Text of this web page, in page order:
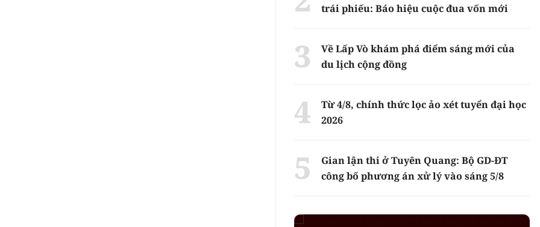
trái phiếu: Báo hiệu cuộc đua vốn mới
Về Lấp Vò khám phá điểm sáng mới của
du lịch cộng đồng
Từ 4/8, chính thức lọc ảo xét tuyển đại học
2026
Gian lận thi ở Tuyên Quang: Bộ GD-ĐT
công bố phương án xử lý vào sáng 5/8